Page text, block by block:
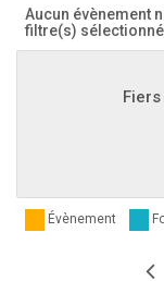
Aucun évènement
filtre(s)
Évènement